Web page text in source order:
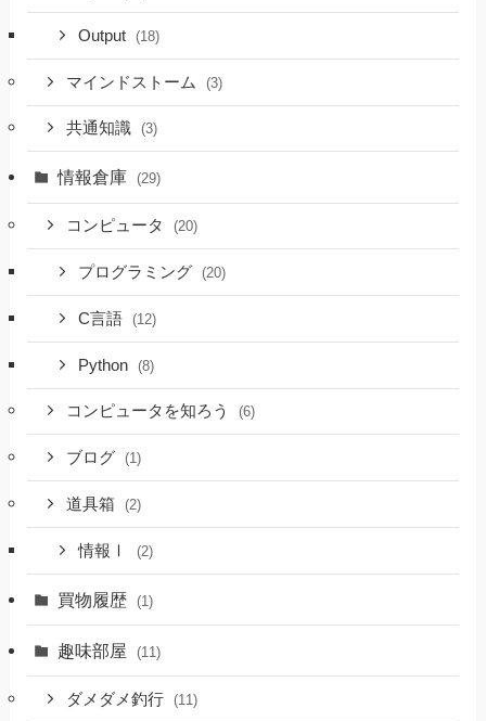
Output (18)
マインドストーム (3)
共通知識 (3)
情報倉庫 (29)
コンピュータ (20)
プログラミング (20)
C言語 (12)
Python (8)
コンピュータを知ろう (6)
ブログ (1)
道具箱 (2)
情報Ⅰ (2)
買物履歴 (1)
趣味部屋 (11)
ダメダメ釣行 (11)